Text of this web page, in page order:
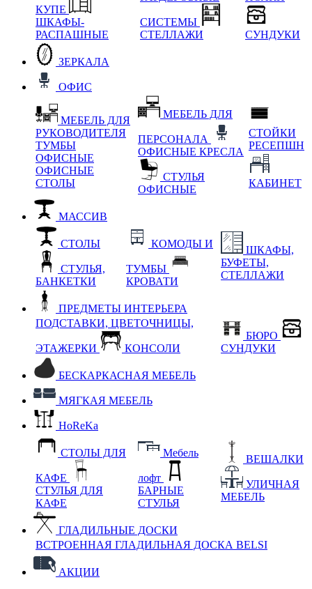
КУПЕ
ШКАФЫ-
РАСПАШНЫЕ
СИСТЕМЫ
СТЕЛЛАЖИ
СУНДУКИ
ЗЕРКАЛА
ОФИС
МЕБЕЛЬ ДЛЯ
РУКОВОДИТЕЛЯ
ТУМБЫ
ОФИСНЫЕ
ОФИСНЫЕ
СТОЛЫ
МЕБЕЛЬ ДЛЯ
ПЕРСОНАЛА
ОФИСНЫЕ КРЕСЛА
СТУЛЬЯ
ОФИСНЫЕ
СТОЙКИ
РЕСЕПШН
КАБИНЕТ
МАССИВ
СТОЛЫ
СТУЛЬЯ,
БАНКЕТКИ
КОМОДЫ И
ТУМБЫ
КРОВАТИ
ШКАФЫ,
БУФЕТЫ,
СТЕЛЛАЖИ
ПРЕДМЕТЫ ИНТЕРЬЕРА
ПОДСТАВКИ, ЦВЕТОЧНИЦЫ,
ЭТАЖЕРКИ КОНСОЛИ
БЮРО
СУНДУКИ
БЕСКАРКАСНАЯ МЕБЕЛЬ
МЯГКАЯ МЕБЕЛЬ
HoReKa
СТОЛЫ ДЛЯ
КАФЕ
СТУЛЬЯ ДЛЯ
КАФЕ
Мебель
лофт
БАРНЫЕ
СТУЛЬЯ
ВЕШАЛКИ
УЛИЧНАЯ
МЕБЕЛЬ
ГЛАДИЛЬНЫЕ ДОСКИ
ВСТРОЕННАЯ ГЛАДИЛЬНАЯ ДОСКА BELSI
АКЦИИ